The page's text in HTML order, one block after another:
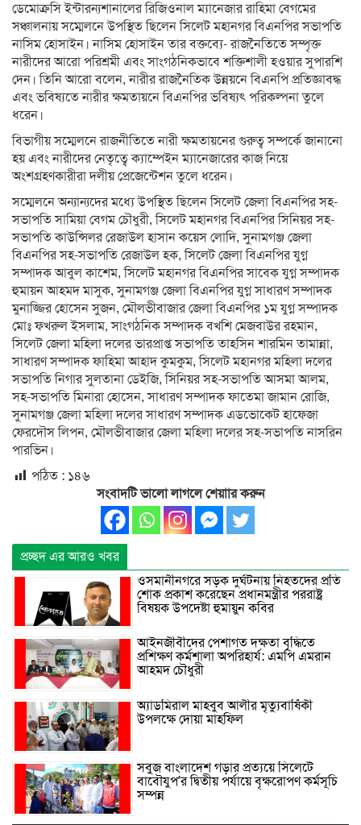
ডেমোক্রসি ইন্টারন্যশানালের রিজিওনাল ম্যানেজার রাহিমা বেগমের
সঞ্চালনায় সম্মেলনে উপস্থিত ছিলেন সিলেট মহানগর বিএনপির সভাপতি
নাসিম হোসাইন। নাসিম হোসাইন তার বক্তব্যে- রাজনৈতিতে সম্পৃক্ত
নারীদের আরো পরিশ্রমী এবং সাংগঠনিকভাবে শক্তিশালী হওয়ার সুপারশি
দেন। তিনি আরো বলেন, নারীর রাজনৈতিক উন্নয়নে বিএনপি প্রতিজ্ঞাবদ্ধ
এবং ভবিষ্যতে নারীর ক্ষমতায়নে বিএনপির ভবিষ্যৎ পরিকল্পনা তুলে
ধরেন।
বিভাগীয় সম্মেলনে রাজনীতিতে নারী ক্ষমতায়নের গুরুত্ব সম্পর্কে জানানো
হয় এবং নারীদের নেতৃত্বে ক্যাম্পেইন ম্যানেজারের কাজ নিয়ে
অংশগ্রহণকারীরা দলীয় প্রেজেন্টেশন তুলে ধরেন।
সম্মেলনে অন্যান্যদের মধ্যে উপস্থিত ছিলেন সিলেট জেলা বিএনপির সহ-
সভাপতি সামিয়া বেগম চৌধুরী, সিলেট মহানগর বিএনপির সিনিয়র সহ-
সভাপতি কাউন্সিলর রেজাউল হাসান কয়েস লোদি, সুনামগঞ্জ জেলা
বিএনপির সহ-সভাপতি রেজাউল হক, সিলেট জেলা বিএনপির যুগ্ন
সম্পাদক আবুল কাশেম, সিলেট মহানগর বিএনপির সাবেক যুগ্ন সম্পাদক
হুমায়ন আহমদ মাসুক, সুনামগঞ্জ জেলা বিএনপির যুগ্ন সাধারণ সম্পাদক
মুনাজ্জির হোসেন সুজন, মৌলভীবাজার জেলা বিএনপির ১ম যুগ্ন সম্পাদক
মোঃ ফখরুল ইসলাম, সাংগঠনিক সম্পাদক বখশি মেজবাউর রহমান,
সিলেট জেলা মহিলা দলের ভারপ্রাপ্ত সভাপতি তাহসিন শারমিন তামান্না,
সাধারণ সম্পাদক ফাহিমা আহাদ কুমকুম, সিলেট মহানগর মহিলা দলের
সভাপতি নিগার সুলতানা ডেইজি, সিনিয়র সহ-সভাপতি আসমা আলম,
সহ-সভাপতি মিনারা হোসেন, সাধারণ সম্পাদক ফাতেমা জামান রোজি,
সুনামগঞ্জ জেলা মহিলা দলের সাধারণ সম্পাদক এডভোকেট হাফেজা
ফেরদৌস লিপন, মৌলভীবাজার জেলা মহিলা দলের সহ-সভাপতি নাসরিন
পারভিন।
পঠিত : ১৪৬
সংবাদটি ভালো লাগলে শেয়াার করুন
প্রচ্ছদ এর আরও খবর
ওসমানীনগরে সড়ক দুর্ঘটনায় নিহতদের প্রতি
শোক প্রকাশ করেছেন প্রধানমন্ত্রীর পররাষ্ট্র
বিষয়ক উপদেষ্টা হুমায়ুন কবির
আইনজীবীদের পেশাগত দক্ষতা বৃদ্ধিতে
প্রশিক্ষণ কর্মশালা অপরিহার্য: এমপি এমরান
আহমদ চৌধুরী
অ্যাডমিরাল মাহবুব আলীর মৃত্যুবার্ষিকী
উপলক্ষে দোয়া মাহফিল
সবুজ বাংলাদেশ গড়ার প্রত্যয়ে সিলেটে
বাবৌযুপ’র দ্বিতীয় পর্যায়ে বৃক্ষরোপণ কর্মসূচি
সম্পন্ন